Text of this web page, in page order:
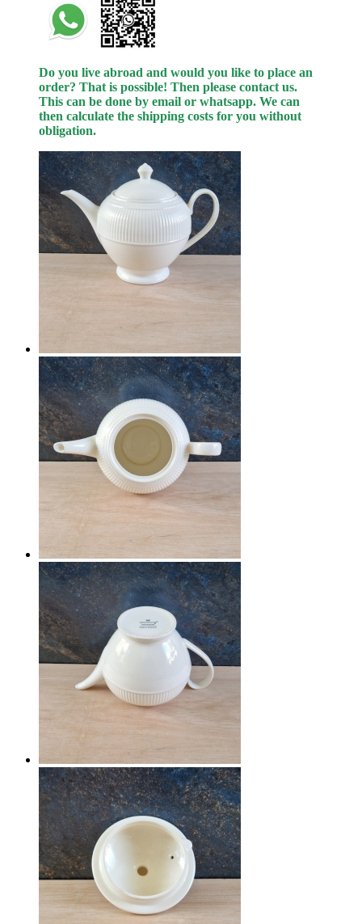
Do you live abroad and would you like to place an
order? That is possible! Then please contact us.
This can be done by email or whatsapp. We can
then calculate the shipping costs for you without
obligation.